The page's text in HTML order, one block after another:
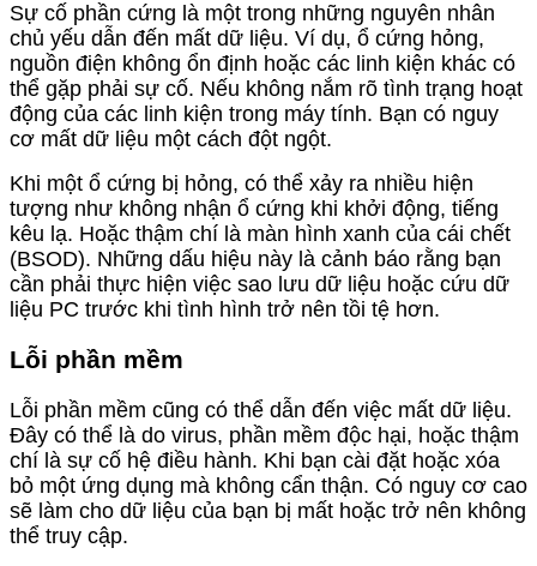
Sự cố phần cứng là một trong những nguyên nhân
chủ yếu dẫn đến mất dữ liệu. Ví dụ, ổ cứng hỏng,
nguồn điện không ổn định hoặc các linh kiện khác có
thể gặp phải sự cố. Nếu không nắm rõ tình trạng hoạt
động của các linh kiện trong máy tính. Bạn có nguy
cơ mất dữ liệu một cách đột ngột.
Khi một ổ cứng bị hỏng, có thể xảy ra nhiều hiện
tượng như không nhận ổ cứng khi khởi động, tiếng
kêu lạ. Hoặc thậm chí là màn hình xanh của cái chết
(BSOD). Những dấu hiệu này là cảnh báo rằng bạn
cần phải thực hiện việc sao lưu dữ liệu hoặc cứu dữ
liệu PC trước khi tình hình trở nên tồi tệ hơn.
Lỗi phần mềm
Lỗi phần mềm cũng có thể dẫn đến việc mất dữ liệu.
Đây có thể là do virus, phần mềm độc hại, hoặc thậm
chí là sự cố hệ điều hành. Khi bạn cài đặt hoặc xóa
bỏ một ứng dụng mà không cẩn thận. Có nguy cơ cao
sẽ làm cho dữ liệu của bạn bị mất hoặc trở nên không
thể truy cập.